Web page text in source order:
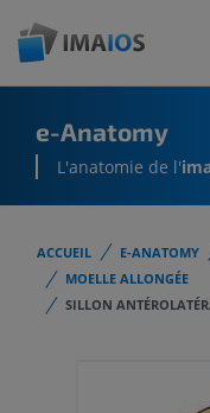
e-Anatomy
L'anatomie de l'
ACCUEIL E-ANATOMY
MOELLE ALLONGÉE
SILLON